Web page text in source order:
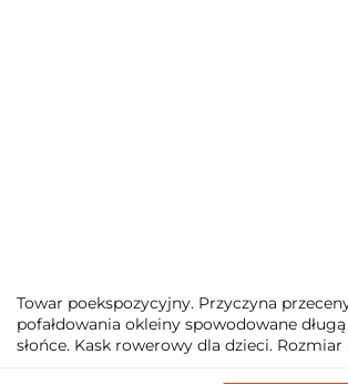
Towar poekspozycyjny. Przyczyna
pofałdowania okleiny spowodowane
słońce. Kask rowerowy dla dzieci. Rozmiar